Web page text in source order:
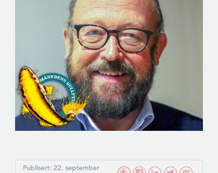
Publisert: 22. september